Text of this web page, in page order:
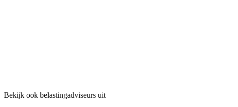
Bekijk ook belastingadviseurs uit